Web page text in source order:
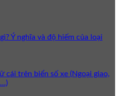
gì? Ý nghĩa và độ hiếm của loại
cái trên biển số xe (Ngoại giao,